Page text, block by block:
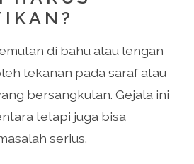
di bahu atau lengan
tekanan pada saraf atau
bersangkutan. Gejala ini
tetapi juga bisa
serius.